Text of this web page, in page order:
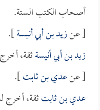
أصحاب الكتب الستة.
[ عنزيد بن أبي أنيسة].
زيد بن أبي أنيسةثقة،
[ عنعدي بن ثابت].
عدي بن ثابتثقة،